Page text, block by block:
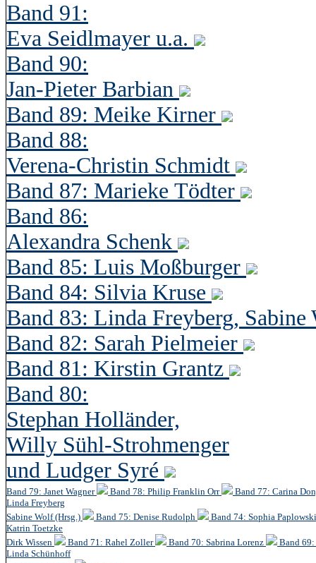
Band 91:
Eva Seidlmayer u.a.
Band 90:
Jan-Pieter Barbian
Band 89: Meike Kirner
Band 88:
Verena-Christin Schmidt
Band 87: Marieke Tödter
Band 86:
Alexandra Schenk
Band 85: Luis Moßburger
Band 84: Silvia Kruse
Band 83: Linda Freyberg,
Band 82: Sarah Pielmeier
Band 81: Kirstin Grantz
Band 80:
Stephan Holländer,
Willy Sühl-Strohmenger
und Ludger Syré
Band 79: Janet Wagner Band 78: Philip Franklin Orr
Band 77: Carina
Linda Freyberg
Sabine Wolf (Hrsg.)
Band 75: Denise Rudolph
Band 74: Sophia
Katrin Toetzke
Dirk Wissen
Band 71: Rahel Zoller Band 70: Sabrina Lorenz
Band
Linda Schünhoff